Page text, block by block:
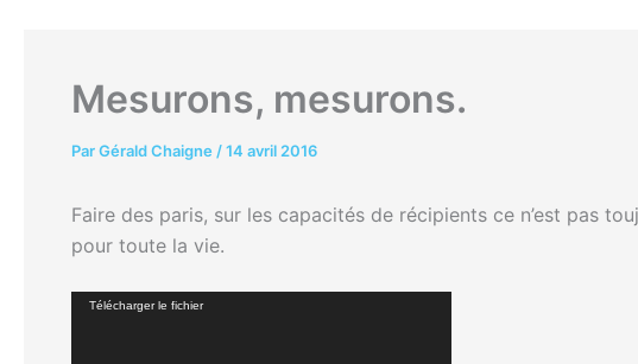
Mesurons, mesurons.
ParGérald Chaigne /14 avril 2016
Faire des paris, sur les capacités de récipients ce n’est pas
pour toute la vie.
Lecteur
Télécharger le fichier